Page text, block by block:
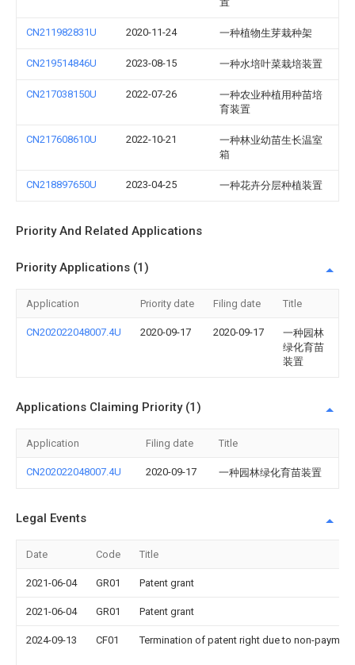
CN211982831U 2020-11-24 一种植物生芽栽种架
CN219514846U 2023-08-15 一种水培叶菜栽培装置
CN217038150U 2022-07-26
一种农业种植用种苗培
育装置
CN217608610U 2022-10-21
一种林业幼苗生长温室
箱
CN218897650U 2023-04-25 一种花卉分层种植装置
Priority And Related Applications
Priority Applications (1)
Application Priority date Filing date Title
CN202022048007.4U 2020-09-17 2020-09-17
一种园林
绿化育苗
装置
Applications Claiming Priority (1)
Application Filing date Title
CN202022048007.4U 2020-09-17 一种园林绿化育苗装置
Legal Events
Date Code Title
2021-06-04 GR01 Patent grant
2021-06-04 GR01 Patent grant
2024-09-13 CF01 Termination of patent right due to non-